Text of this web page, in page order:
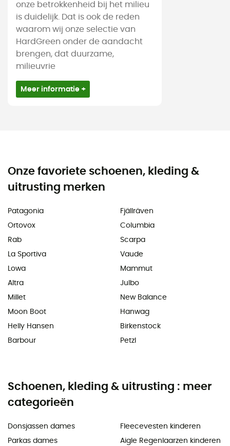
onze betrokkenheid bij het milieu
is duidelijk. Dat is ook de reden
waarom wij onze selectie van
HardGreen onder de aandacht
brengen, dat duurzame,
milieuvrie
Meer informatie +
Onze favoriete schoenen, kleding &
uitrusting merken
Patagonia
Ortovox
Rab
La Sportiva
Lowa
Altra
Millet
Moon Boot
Helly Hansen
Barbour
Fjällräven
Columbia
Scarpa
Vaude
Mammut
Julbo
New Balance
Hanwag
Birkenstock
Petzl
Schoenen, kleding & uitrusting : meer
categorieën
Donsjassen dames
Parkas dames
Fleecevesten kinderen
Aigle Regenlaarzen kinderen